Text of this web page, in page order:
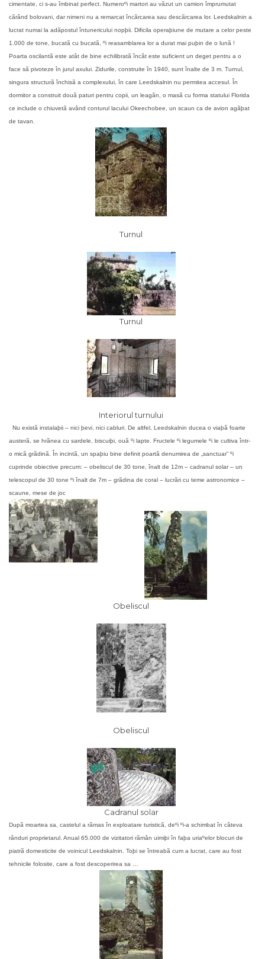
cimentate, ci s-au îmbinat perfect. Numeroºi martori au vãzut un camion împrumutat
cãrând bolovani, dar nimeni nu a remarcat încãrcarea sau descãrcarea lor. Leedskalnin a
lucrat numai la adãpostul întunericului nopþii. Dificila operaþiune de mutare a celor peste
1.000 de tone, bucatã cu bucatã, ºi reasamblarea lor a durat mai puþin de o lunã !
Poarta oscilantã este atât de bine echilibratã încât este suficient un deget pentru a o
face sã pivoteze în jurul axului. Zidurile, construite în 1940, sunt înalte de 3 m. Turnul,
singura structurã închisã a complexului, în care Leedskalnin nu permitea accesul. În
dormitor a construit douã paturi pentru copii, un leagãn, o masã cu forma statului Florida
ce include o chiuvetã având conturul lacului Okeechobee, un scaun ca de avion agãþat
de tavan.
Turnul
Turnul
Interiorul turnului
Nu existã instalaþii – nici þevi, nici cabluri. De altfel, Leedskalnin ducea o viaþã foarte
austerã, se hrãnea cu sardele, biscuiþi, ouã ºi lapte. Fructele ºi legumele ºi le cultiva într-
o micã grãdinã.
În incintã, un spaþiu bine definit poartã denumirea de „sanctuar” ºi
cuprinde obiective precum: – obeliscul de 30 tone, înalt de 12m – cadranul solar– un
telescopul de 30 tone ºi înalt de 7m – grãdina de coral – lucrãri cu teme astronomice –
scaune, mese de joc
Obeliscul
Obeliscul
Cadranul solar
Dupã moartea sa, castelul a rãmas în exploatare turisticã, deºi ºi-a schimbat în câteva
rânduri proprietarul. Anual 65.000 de vizitatori rãmân uimiþi în faþa uriaºelor blocuri de
piatrã domesticite de voinicul Leedskalnin. Toþi se întreabã cum a lucrat, care au fost
tehnicile folosite, care a fost descoperirea sa …